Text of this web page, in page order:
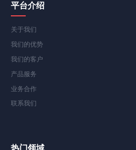
平台介绍
关于我们
我们的优势
我们的客户
产品服务
业务合作
联系我们
热门领域